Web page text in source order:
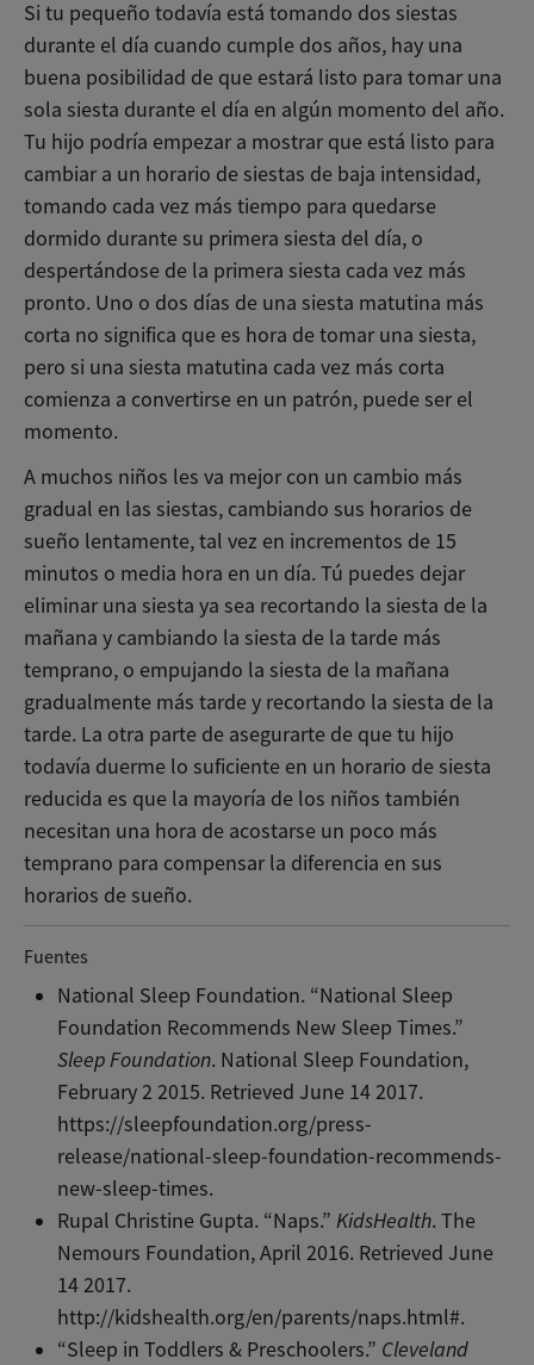
Si tu pequeño todavía está tomando dos siestas
durante el día cuando cumple dos años, hay una
buena posibilidad de que estará listo para tomar una
sola siesta durante el día en algún momento del año.
Tu hijo podría empezar a mostrar que está listo para
cambiar a un horario de siestas de baja intensidad,
tomando cada vez más tiempo para quedarse
dormido durante su primera siesta del día, o
despertándose de la primera siesta cada vez más
pronto. Uno o dos días de una siesta matutina más
corta no significa que es hora de tomar una siesta,
pero si una siesta matutina cada vez más corta
comienza a convertirse en un patrón, puede ser el
momento.
A muchos niños les va mejor con un cambio más
gradual en las siestas, cambiando sus horarios de
sueño lentamente, tal vez en incrementos de 15
minutos o media hora en un día. Tú puedes dejar
eliminar una siesta ya sea recortando la siesta de la
mañana y cambiando la siesta de la tarde más
temprano, o empujando la siesta de la mañana
gradualmente más tarde y recortando la siesta de la
tarde. La otra parte de asegurarte de que tu hijo
todavía duerme lo suficiente en un horario de siesta
reducida es que la mayoría de los niños también
necesitan una hora de acostarse un poco más
temprano para compensar la diferencia en sus
horarios de sueño.
Fuentes
National Sleep Foundation. “National Sleep
Foundation Recommends New Sleep Times.”
Sleep Foundation. National Sleep Foundation,
February 2 2015. Retrieved June 14 2017.
https://sleepfoundation.org/press-
release/national-sleep-foundation-recommends-
new-sleep-times.
Rupal Christine Gupta. “Naps.”KidsHealth. The
Nemours Foundation, April 2016. Retrieved June
14 2017.
http://kidshealth.org/en/parents/naps.html#.
“Sleep in Toddlers & Preschoolers.” Cleveland